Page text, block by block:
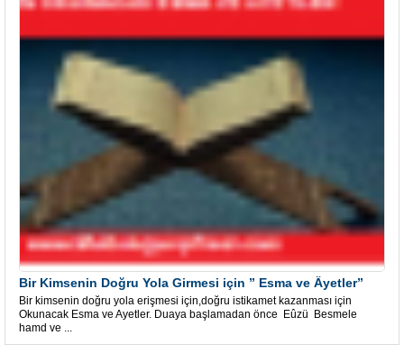
Bir Kimsenin Doğru Yola Girmesi için ” Esma ve Âyetler”
Bir kimsenin doğru yola erişmesi için,doğru istikamet kazanması için
Okunacak Esma ve Ayetler. Duaya başlamadan önce Eûzü Besmele
hamd ve ...